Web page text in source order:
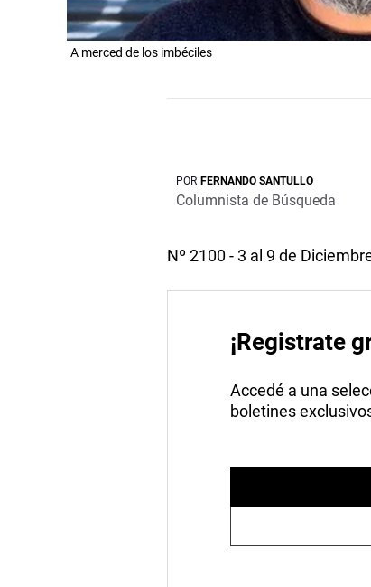
A merced de los imbéciles
POR FERNANDO SANTULLO
Columnista de Búsqueda
Nº 2100 - 3 al 9 de
¡Registrate
Accedé a una
boletines